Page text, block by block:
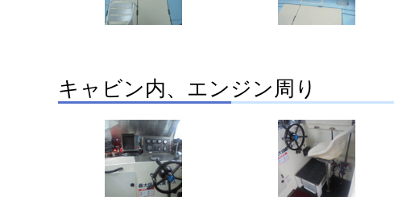
キャビン内、エンジン周り